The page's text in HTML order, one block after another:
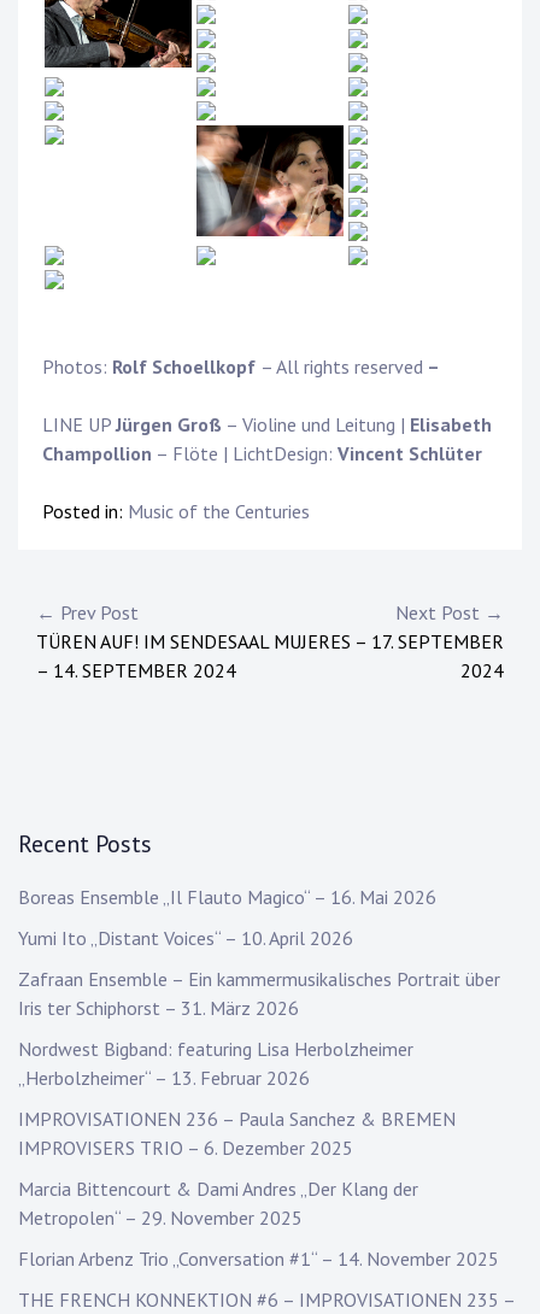
Photos: Rolf Schoellkopf – All rights reserved –
LINE UPJürgen Groß – Violine und Leitung | Elisabeth
Champollion – Flöte | LichtDesign: Vincent Schlüter
Posted in: Music of the Centuries
Post
navigation
← Prev Post
TÜREN AUF! IM SENDESAAL
– 14. SEPTEMBER 2024
Next Post →
MUJERES – 17. SEPTEMBER
2024
Recent Posts
Boreas Ensemble „Il Flauto Magico“ – 16. Mai 2026
Yumi Ito „Distant Voices“ – 10. April 2026
Zafraan Ensemble – Ein kammermusikalisches Portrait über
Iris ter Schiphorst – 31. März 2026
Nordwest Bigband: featuring Lisa Herbolzheimer
„Herbolzheimer“ – 13. Februar 2026
IMPROVISATIONEN 236 – Paula Sanchez & BREMEN
IMPROVISERS TRIO – 6. Dezember 2025
Marcia Bittencourt & Dami Andres „Der Klang der
Metropolen“ – 29. November 2025
Florian Arbenz Trio „Conversation #1“ – 14. November 2025
THE FRENCH KONNEKTION #6 – IMPROVISATIONEN 235 –